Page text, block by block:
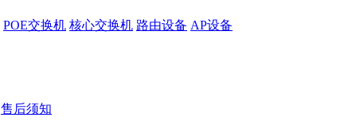
POE交换机 核心交换机 路由设备 AP设备
售后须知